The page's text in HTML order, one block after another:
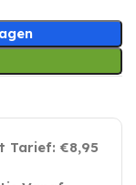
Tarief: €8,95